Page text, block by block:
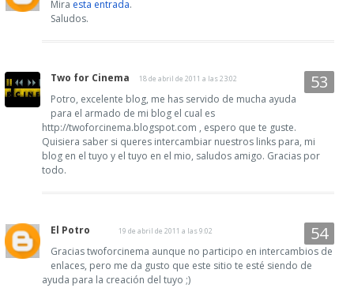
Mira esta entrada.
Saludos.
Two for Cinema 18 de abril de 2011 a las 23:02
Potro, excelente blog, me has servido de mucha ayuda
para el armado de mi blog el cual es
http://twoforcinema.blogspot.com , espero que te guste.
Quisiera saber si queres intercambiar nuestros links para, mi
blog en el tuyo y el tuyo en el mio, saludos amigo. Gracias por
todo.
El Potro 19 de abril de 2011 a las 9:02
Gracias twoforcinema aunque no participo en intercambios de
enlaces, pero me da gusto que este sitio te esté siendo de
ayuda para la creación del tuyo ;)